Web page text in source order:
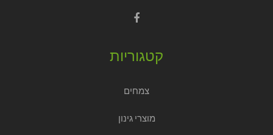
קטגוריות
צמחים
מוצרי גינון